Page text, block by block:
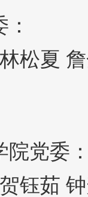
松夏
院党委
钰茹